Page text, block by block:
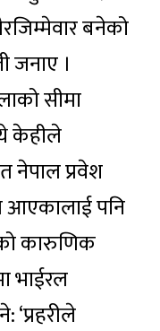
बनेको
जनाए ।
सीमा
केहीले
नेपाल प्रवेश
आएकालाई पनि
कारुणिक
भाईरल